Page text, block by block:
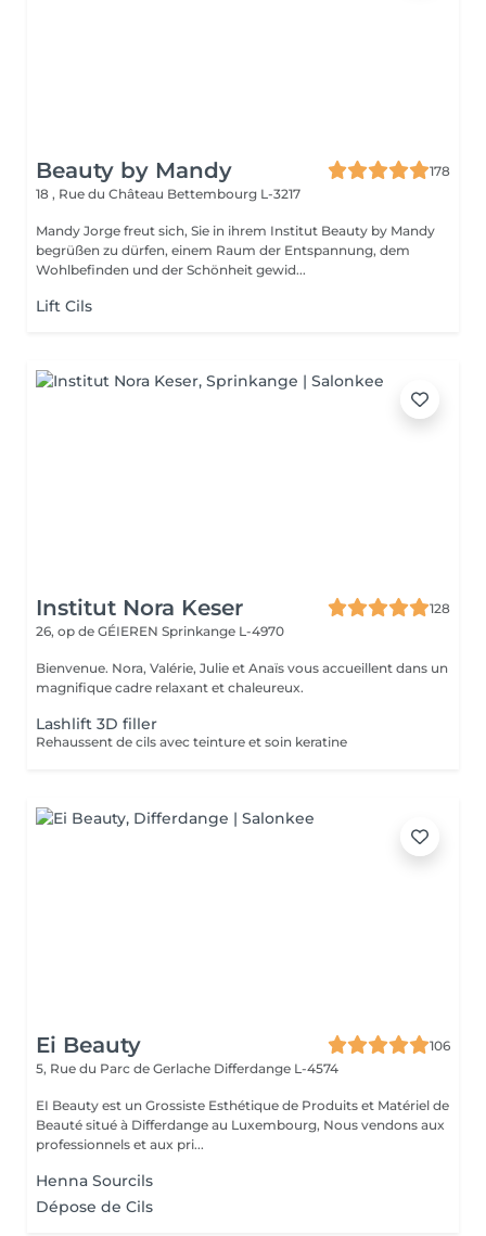
Beauty by Mandy
178
18 , Rue du Château Bettembourg L-3217
Mandy Jorge freut sich, Sie in ihrem Institut Beauty by Mandy
begrüßen zu dürfen, einem Raum der Entspannung, dem
Wohlbefinden und der Schönheit gewid...
Lift Cils
Institut Nora Keser
128
26, op de GÉIEREN Sprinkange L-4970
Bienvenue. Nora, Valérie, Julie et Anaïs vous accueillent dans un
magnifique cadre relaxant et chaleureux.
Lashlift 3D filler
Rehaussent de cils avec teinture et soin keratine
Ei Beauty
106
5, Rue du Parc de Gerlache Differdange L-4574
EI Beauty est un Grossiste Esthétique de Produits et Matériel de
Beauté situé à Differdange au Luxembourg, Nous vendons aux
professionnels et aux pri...
Henna Sourcils
Dépose de Cils